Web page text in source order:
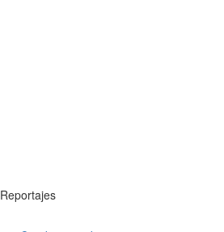
Reportajes